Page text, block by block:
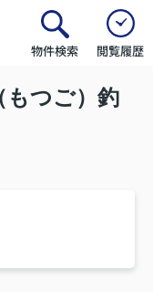
物件検索 閲覧履歴
もつご）釣